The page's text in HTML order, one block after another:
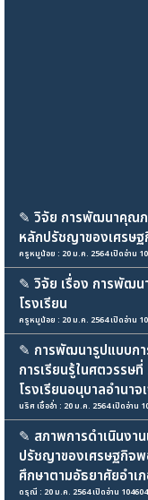
✎ วิจัย การพัฒนาคุณภ
หลักปรัชญาของเศรษ
ครูหมูน้อย : 20 ม.ค. 2564 เปิดอ่าน
✎ วิจัย เรื่อง การพัฒน
โรงเรียน
ครูหมูน้อย : 20 ม.ค. 2564 เปิดอ่าน
✎ การพัฒนารูปแบบกา
การเรียนรู้ในศตวรรษ
โรงเรียนอนุบาลอำนา
นริศ เชื้ออ่ำ : 20 ม.ค. 2564 เปิดอ่าน
✎ สภาพการดำเนินงา
ปรัชญาของเศรษฐกิจพ
ศึกษาตามอัธยาศัยอำ
ดรุณี : 20 ม.ค. 2564 เปิดอ่าน